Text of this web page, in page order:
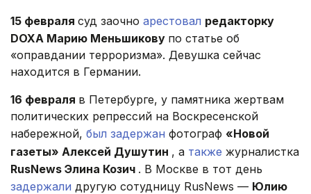
15 февраля суд заочно арестовал редакторку
DOXA Марию Меньшикову по статье об
«оправдании терроризма». Девушка сейчас
находится в Германии.
16 февраля в Петербурге, у памятника жертвам
политических репрессий на Воскресенской
набережной, был задержан фотограф «Новой
газеты» Алексей Душутин , а также журналистка
RusNews Элина Козич . В Москве в тот день
задержали другую сотудницу RusNews — Юлию